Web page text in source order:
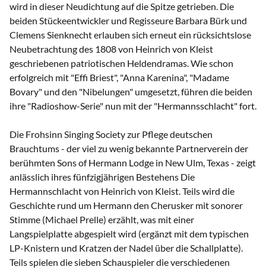
wird in dieser Neudichtung auf die Spitze getrieben. Die
beiden Stückeentwickler und Regisseure Barbara Bürk und
Clemens Sienknecht erlauben sich erneut ein rücksichtslose
Neubetrachtung des 1808 von Heinrich von Kleist
geschriebenen patriotischen Heldendramas. Wie schon
erfolgreich mit "Effi Briest", "Anna Karenina", "Madame
Bovary" und den "Nibelungen" umgesetzt, führen die beiden
ihre "Radioshow-Serie" nun mit der "Hermannsschlacht" fort.
Die Frohsinn Singing Society zur Pflege deutschen
Brauchtums - der viel zu wenig bekannte Partnerverein der
berühmten Sons of Hermann Lodge in New Ulm, Texas - zeigt
anlässlich ihres fünfzigjährigen Bestehens Die
Hermannschlacht von Heinrich von Kleist. Teils wird die
Geschichte rund um Hermann den Cherusker mit sonorer
Stimme (Michael Prelle) erzählt, was mit einer
Langspielplatte abgespielt wird (ergänzt mit dem typischen
LP-Knistern und Kratzen der Nadel über die Schallplatte).
Teils spielen die sieben Schauspieler die verschiedenen